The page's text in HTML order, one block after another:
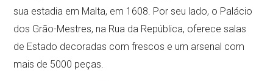
sua estadia em Malta, em 1608. Por seu lado, o Palácio
dos Grão-Mestres, na Rua da República, oferece salas
de Estado decoradas com frescos e um arsenal com
mais de 5000 peças.